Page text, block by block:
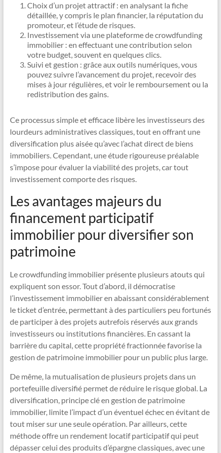
Choix d’un projet attractif : en analysant la fiche
détaillée, y compris le plan financier, la réputation du
promoteur, et l’étude de risques.
Investissement via une plateforme de crowdfunding
immobilier : en effectuant une contribution selon
votre budget, souvent en quelques clics.
Suivi et gestion : grâce aux outils numériques, vous
pouvez suivre l’avancement du projet, recevoir des
mises à jour régulières, et voir le remboursement ou la
redistribution des gains.
Ce processus simple et efficace libère les investisseurs des
lourdeurs administratives classiques, tout en offrant une
diversification plus aisée qu’avec l’achat direct de biens
immobiliers. Cependant, une étude rigoureuse préalable
s’impose pour évaluer la viabilité des projets, car tout
investissement comporte des risques.
Les avantages majeurs du
financement participatif
immobilier pour diversifier son
patrimoine
Le crowdfunding immobilier présente plusieurs atouts qui
expliquent son essor. Tout d’abord, il démocratise
l’investissement immobilier en abaissant considérablement
le ticket d’entrée, permettant à des particuliers peu fortunés
de participer à des projets autrefois réservés aux grands
investisseurs ou institutions financières. En cassant la
barrière du capital, cette propriété fractionnée favorise la
gestion de patrimoine immobilier pour un public plus large.
De même, la mutualisation de plusieurs projets dans un
portefeuille diversifié permet de réduire le risque global. La
diversification, principe clé en gestion de patrimoine
immobilier, limite l’impact d’un éventuel échec en évitant de
tout miser sur une seule opération. Par ailleurs, cette
méthode offre un rendement locatif participatif qui peut
dépasser celui des produits d’épargne classiques, avec une